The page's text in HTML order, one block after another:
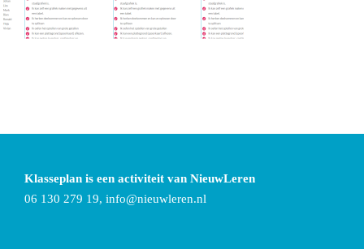
Klasseplan is een activiteit van NieuwLeren
06 130 279 19, info@nieuwleren.nl